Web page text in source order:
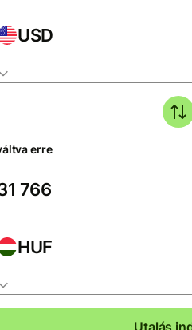
USD
erre
HUF
Utalás